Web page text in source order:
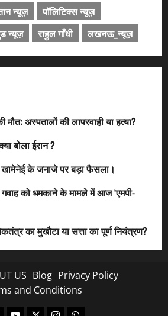
न्यूज़
पॉलिटिक्स न्यूज़
न्यूज़ राहुल गाँधी लखनऊ_न्यूज़
अस्पतालों की लापरवाही या हत्या?
बोला ईरान ?
के जनाजे पर बड़ा फैसला।
को धमकाने के मामले में आज ‘एमपी-
का मुखौटा या सत्ता का पूर्ण नियंत्रण?
US Blog Privacy Policy
and Conditions